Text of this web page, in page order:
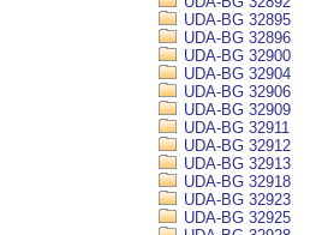
UDA-BG 32895
UDA-BG 32896
UDA-BG 32900
UDA-BG 32904
UDA-BG 32906
UDA-BG 32909
UDA-BG 32911
UDA-BG 32912
UDA-BG 32913
UDA-BG 32918
UDA-BG 32923
UDA-BG 32925